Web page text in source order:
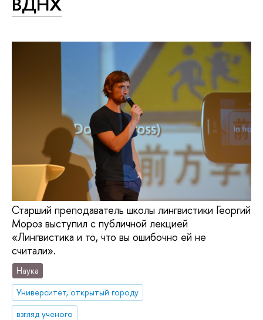
Старший преподаватель школы лингвистики Георгий
Мороз выступил с публичной лекцией
«Лингвистика и то, что вы ошибочно ей не
считали».
Наука
Университет, открытый городу
взгляд ученого